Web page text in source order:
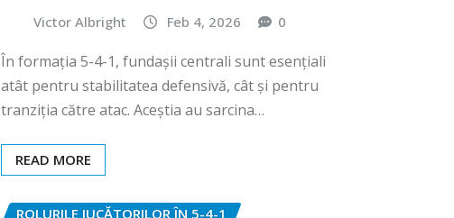
Victor Albright Feb 4, 2026 0
În formația 5-4-1, fundașii centrali sunt esențiali
atât pentru stabilitatea defensivă, cât și pentru
tranziția către atac. Aceștia au sarcina…
READ MORE
ROLURILE JUCĂTORILOR ÎN 5-4-1